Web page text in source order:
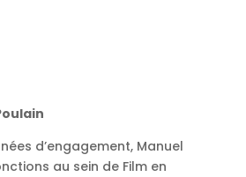
d’engagement, Manuel
au sein de Film en